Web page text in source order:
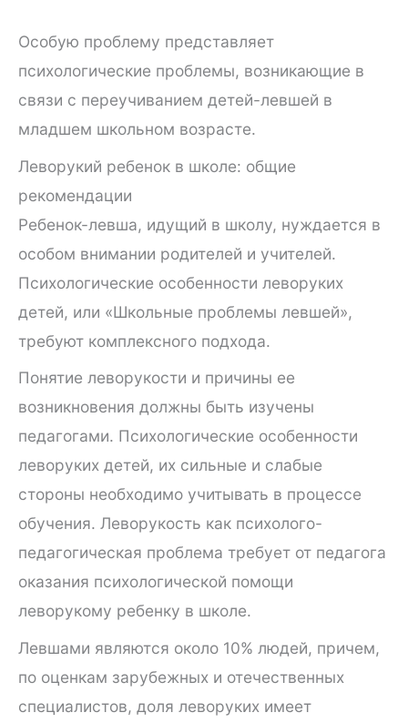
Особую проблему представляет
психологические проблемы, возникающие в
связи с переучиванием детей-левшей в
младшем школьном возрасте.
Леворукий ребенок в школе: общие
рекомендации
Ребенок-левша, идущий в школу, нуждается в
особом внимании родителей и учителей.
Психологические особенности леворуких
детей, или «Школьные проблемы левшей»,
требуют комплексного подхода.
Понятие леворукости и причины ее
возникновения должны быть изучены
педагогами. Психологические особенности
леворуких детей, их сильные и слабые
стороны необходимо учитывать в процессе
обучения. Леворукость как психолого-
педагогическая проблема требует от педагога
оказания психологической помощи
леворукому ребенку в школе.
Левшами являются около 10% людей, причем,
по оценкам зарубежных и отечественных
специалистов, доля леворуких имеет